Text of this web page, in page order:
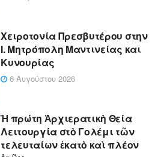
Xειροτονία Πρεσβυτέρου στην
Ι. Μητρόπολη Μαντινείας και
Κυνουρίας
6 Αυγούστου 2026
Ἡ πρώτη Ἀρχιερατικὴ Θεία
Λειτουργία στὸ Γολέμι τῶν
τελευταίων ἑκατὸ καὶ πλέον